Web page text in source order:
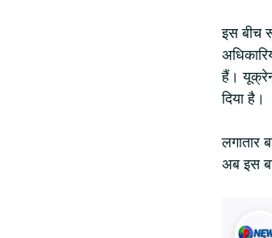
इस बीच
हैं। यूक्रेन
दिया है।
लगातार
अब इस